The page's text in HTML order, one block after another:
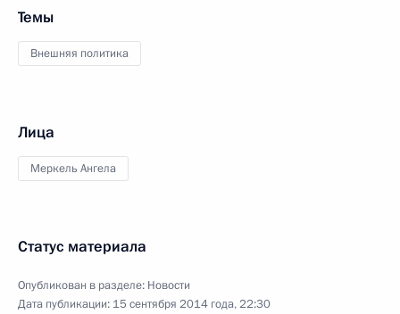
Темы
Внешняя политика
Лица
Меркель Ангела
Статус материала
Опубликован в разделе: Новости
Дата публикации: 15 сентября 2014 года, 22:30